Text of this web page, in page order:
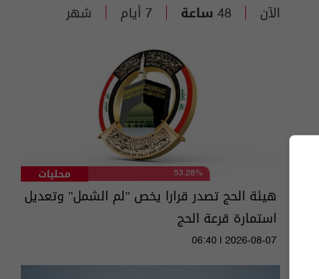
الآن 48 ساعة 7 أيام شهر
محليات 53.28%
هيئة الحج تصدر قرارا يخص "لم الشمل" وتعديل
استمارة قرعة الحج
06:40 | 2026-08-07